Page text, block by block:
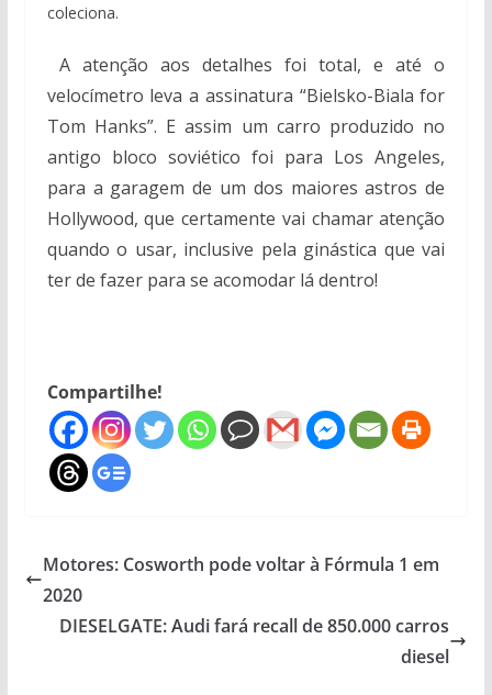
coleciona.
A atenção aos detalhes foi total, e até o
velocímetro leva a assinatura “Bielsko-Biala for
Tom Hanks”. E assim um carro produzido no
antigo bloco soviético foi para Los Angeles,
para a garagem de um dos maiores astros de
Hollywood, que certamente vai chamar atenção
quando o usar, inclusive pela ginástica que vai
ter de fazer para se acomodar lá dentro!
Compartilhe!
Motores: Cosworth pode voltar à Fórmula 1 em
2020
DIESELGATE: Audi fará recall de 850.000 carros
diesel